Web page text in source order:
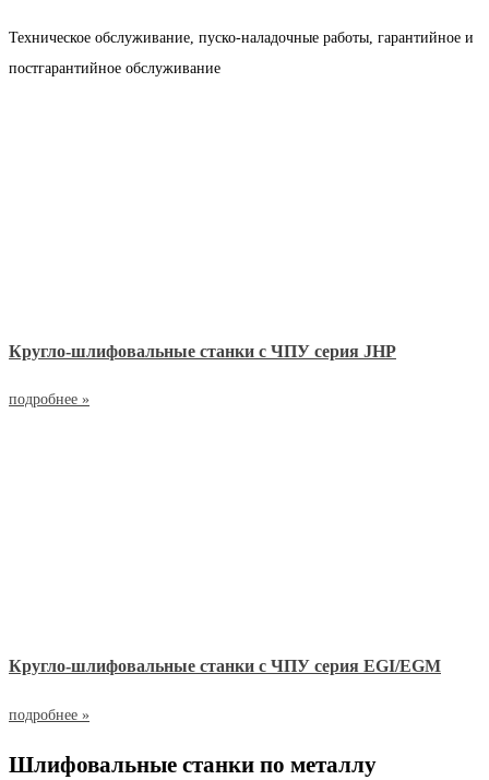
Техническое обслуживание, пуско-наладочные работы, гарантийное и
постгарантийное обслуживание
Кругло-шлифовальные станки с ЧПУ серия JHP
подробнее »
Кругло-шлифовальные станки с ЧПУ серия EGI/EGM
подробнее »
Шлифовальные станки по металлу